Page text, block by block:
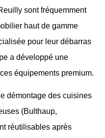
sont fréquemment
haut de gamme
pour leur débarras
a développé une
équipements premium.
démontage des cuisines
(Bulthaup,
réutilisables après